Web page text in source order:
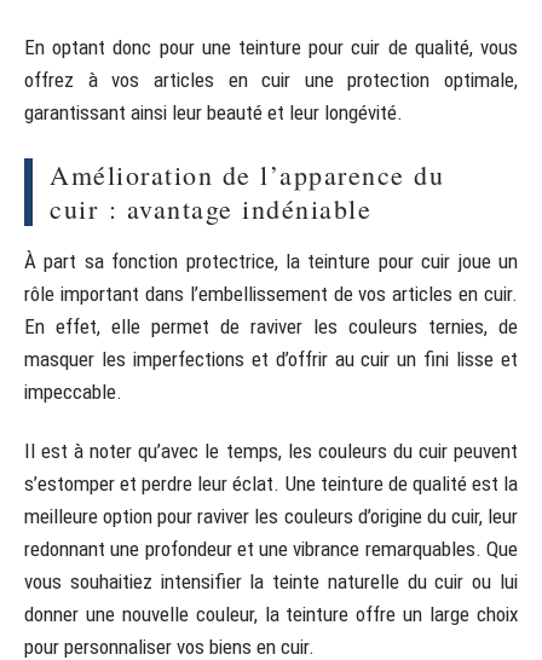
En optant donc pour une teinture pour cuir de qualité, vous
offrez à vos articles en cuir une protection optimale,
garantissant ainsi leur beauté et leur longévité.
Amélioration de l’apparence du
cuir : avantage indéniable
À part sa fonction protectrice, la teinture pour cuir joue un
rôle important dans l’embellissement de vos articles en cuir.
En effet, elle permet de raviver les couleurs ternies, de
masquer les imperfections et d’offrir au cuir un fini lisse et
impeccable.
Il est à noter qu’avec le temps, les couleurs du cuir peuvent
s’estomper et perdre leur éclat. Une teinture de qualité est la
meilleure option pour raviver les couleurs d’origine du cuir, leur
redonnant une profondeur et une vibrance remarquables. Que
vous souhaitiez intensifier la teinte naturelle du cuir ou lui
donner une nouvelle couleur, la teinture offre un large choix
pour personnaliser vos biens en cuir.